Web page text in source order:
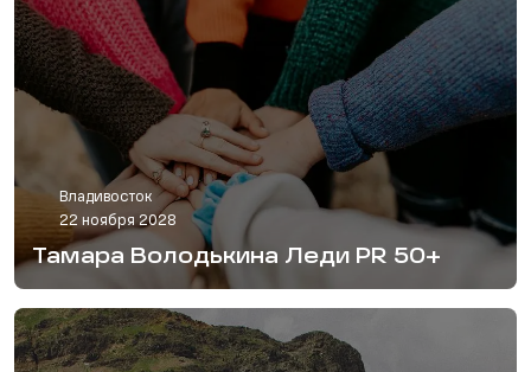
Владивосток
22 ноября 2028
Тамара Володькина Леди PR 50+